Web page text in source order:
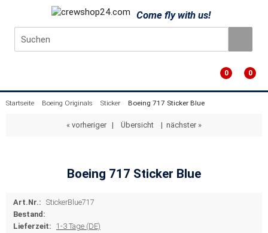
Come fly with us!
0
0
Startseite Boeing Originals Sticker Boeing 717 Sticker Blue
« vorheriger | Übersicht | nächster »
Boeing 717 Sticker Blue
Art.Nr.: StickerBlue717
Bestand:
Lieferzeit: 1-3 Tage (DE)